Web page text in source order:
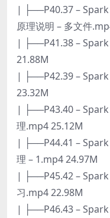
| ├──P40.37 –
原理说明 – 多文件
| ├──P41.38 – Spark
21.88M
| ├──P42.39 –
23.32M
| ├──P43.40 – Spark
理.mp4 25.12M
| ├──P44.41 – Spark
理 – 1.mp4 24.97M
| ├──P45.42 – Spark
习.mp4 22.98M
| ├──P46.43 – Spark